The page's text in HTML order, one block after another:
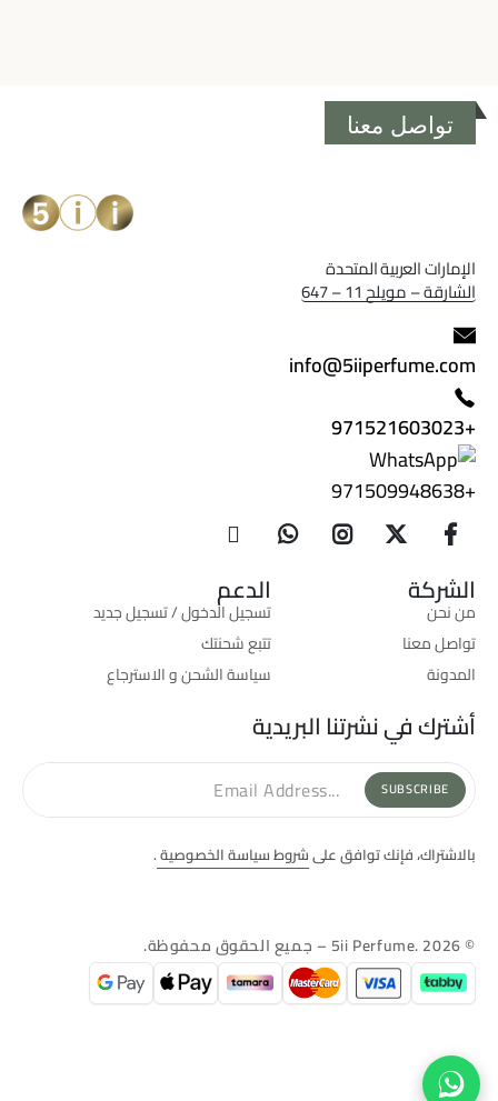
تواصل معنا
الإمارات العربية المتحدة
الشارقة – مويلح 11 – 647
info@5iiperfume.com
+971521603023
+971509948638
الشركة
من نحن
تواصل معنا
المدونة
الدعم
تسجيل الدخول / تسجيل جديد
تتبع شحنتك
سياسة الشحن و الاسترجاع
أشترك في نشرتنا البريدية
SUBSCRIBE
بالاشتراك، فإنك توافق علىشروط سياسة الخصوصية.
© 5ii Perfume. 2026 – جميع الحقوق محفوظة.